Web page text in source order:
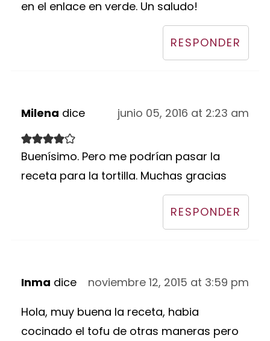
en el enlace en verde. Un saludo!
RESPONDER
Milena dice junio 05, 2016 at 2:23 am
Buenísimo. Pero me podrían pasar la
receta para la tortilla. Muchas gracias
RESPONDER
Inma dice
noviembre 12, 2015 at 3:59 pm
Hola, muy buena la receta, habia
cocinado el tofu de otras maneras pero